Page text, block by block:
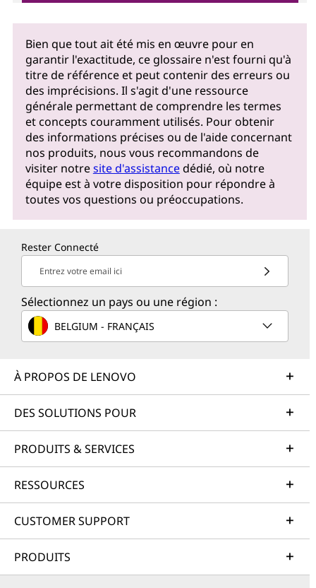
Bien que tout ait été mis en œuvre pour en
garantir l'exactitude, ce glossaire n'est fourni qu'à
titre de référence et peut contenir des erreurs ou
des imprécisions. Il s'agit d'une ressource
générale permettant de comprendre les termes
et concepts couramment utilisés. Pour obtenir
des informations précises ou de l'aide concernant
nos produits, nous vous recommandons de
visiter notresite d'assistancedédié, où notre
équipe est à votre disposition pour répondre à
toutes vos questions ou préoccupations.
Rester Connecté
Entrez votre email ici
Sélectionnez un pays ou une région :
BELGIUM - FRANÇAIS
À PROPOS DE LENOVO
DES SOLUTIONS POUR
PRODUITS & SERVICES
RESSOURCES
CUSTOMER SUPPORT
PRODUITS